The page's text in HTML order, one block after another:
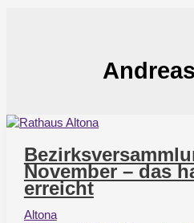
November – das
erreicht
Altona